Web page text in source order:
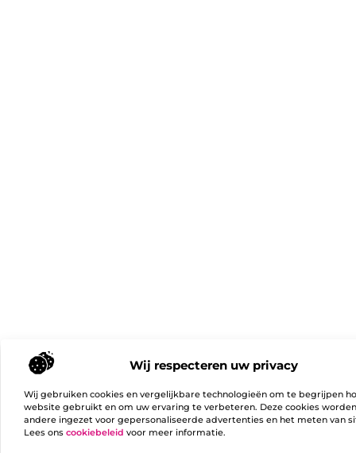
Wij respecteren uw privacy
Wij gebruiken cookies en vergelijkbare technologieën om te begrijpen
website gebruikt en om uw ervaring te verbeteren. Deze cookies
andere ingezet voor gepersonaliseerde advertenties en het meten van
Lees ons cookiebeleid voor meer informatie.